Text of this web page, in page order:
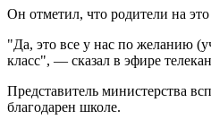
Он отметил, что родители на
"Да, это все у нас по желанию
класс", — сказал в эфире
Представитель министерства
благодарен школе.